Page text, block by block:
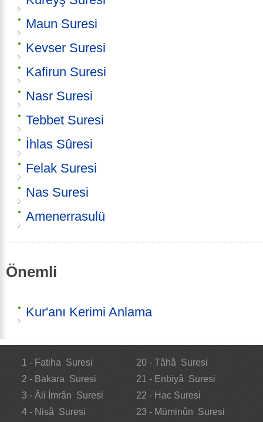
Maun Suresi
Kevser Suresi
Kafirun Suresi
Nasr Suresi
Tebbet Suresi
İhlas Sûresi
Felak Suresi
Nas Suresi
Amenerrasulü
Önemli
Kur'anı Kerimi Anlama
1 - Fatiha Suresi
2 - Bakara Suresi
3 - Âli İmrân Suresi
4 - Nisâ Suresi
20 - Tâhâ Suresi
21 - Enbiyâ Suresi
22 - Hac Suresi
23 - Müminûn Suresi